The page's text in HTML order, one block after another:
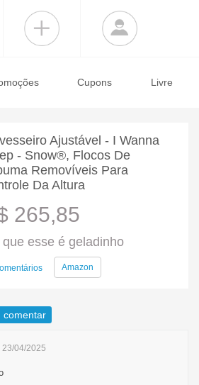
Cupons Livre
Ajustável - I Wanna
- Snow®, Flocos De
Removíveis Para
Da Altura
265,85
que esse é geladinho
Amazon
comentar
23/04/2025